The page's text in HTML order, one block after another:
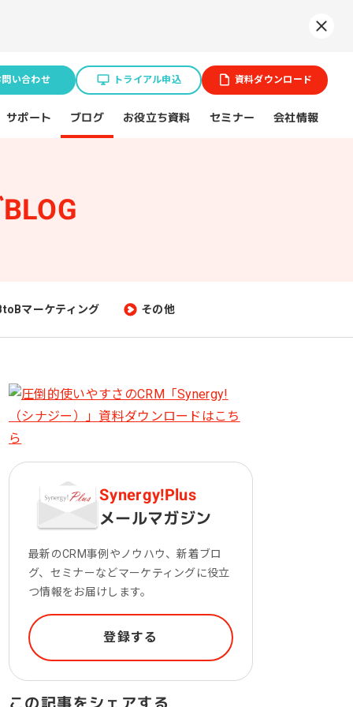
問い合わせ トライアル申込 資料ダウンロード
ン
金融機関・地方銀行
教育機関・教育サービス
サポート ブログ お役立ち資料 セミナー 会社情報
マーケティング その他
Synergy!Plus
メールマガジン
最新のCRM事例やノウハウ、新着ブロ
グ、セミナーなどマーケティングに役立
つ情報をお届けします。
登録する